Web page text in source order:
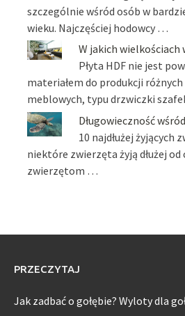
szczególnie wśród osób w
wieku. Najczęściej hodowcy …
W jakich wielkościach
Płyta HDF nie jest
materiałem do produkcji
meblowych, typu drzwiczki
Długowieczność
10 najdłużej żyjących
niektóre zwierzęta żyją dłużej od
zwierzętom …
PRZECZYTAJ
Jak zadbać o gołębie? Wyloty dla